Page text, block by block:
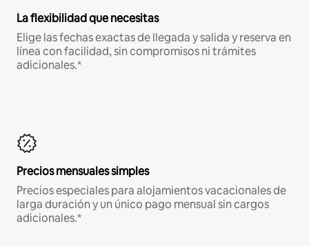
La flexibilidad que necesitas
Elige las fechas exactas de llegada y salida y reserva en
línea con facilidad, sin compromisos ni trámites
adicionales.*
Precios mensuales simples
Precios especiales para alojamientos vacacionales de
larga duración y un único pago mensual sin cargos
adicionales.*